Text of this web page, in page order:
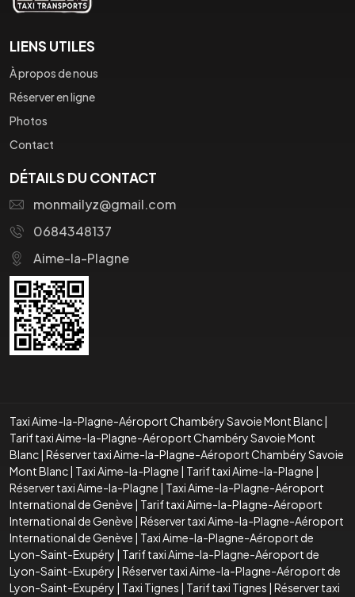
LIENS UTILES
À propos de nous
Réserver en ligne
Photos
Contact
DÉTAILS DU CONTACT
monmailyz@gmail.com
0684348137
Aime-la-Plagne
Taxi Aime-la-Plagne-Aéroport Chambéry Savoie Mont Blanc|
Tarif taxi Aime-la-Plagne-Aéroport Chambéry Savoie Mont
Blanc| Réserver taxi Aime-la-Plagne-Aéroport Chambéry Savoie
Mont Blanc| Taxi Aime-la-Plagne | Tarif taxi Aime-la-Plagne |
Réserver taxi Aime-la-Plagne | Taxi Aime-la-Plagne-Aéroport
International de Genève | Tarif taxi Aime-la-Plagne-Aéroport
International de Genève | Réserver taxi Aime-la-Plagne-Aéroport
International de Genève | Taxi Aime-la-Plagne-Aéroport de
Lyon-Saint-Exupéry | Tarif taxi Aime-la-Plagne-Aéroport de
Lyon-Saint-Exupéry | Réserver taxi Aime-la-Plagne-Aéroport de
Lyon-Saint-Exupéry | Taxi Tignes | Tarif taxi Tignes | Réserver taxi